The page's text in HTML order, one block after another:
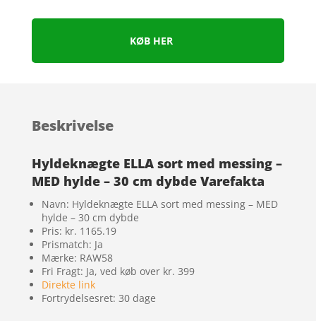
KØB HER
Beskrivelse
Hyldeknægte ELLA sort med messing –
MED hylde – 30 cm dybde Varefakta
Navn: Hyldeknægte ELLA sort med messing – MED
hylde – 30 cm dybde
Pris: kr. 1165.19
Prismatch: Ja
Mærke: RAW58
Fri Fragt: Ja, ved køb over kr. 399
Direkte link
Fortrydelsesret: 30 dage